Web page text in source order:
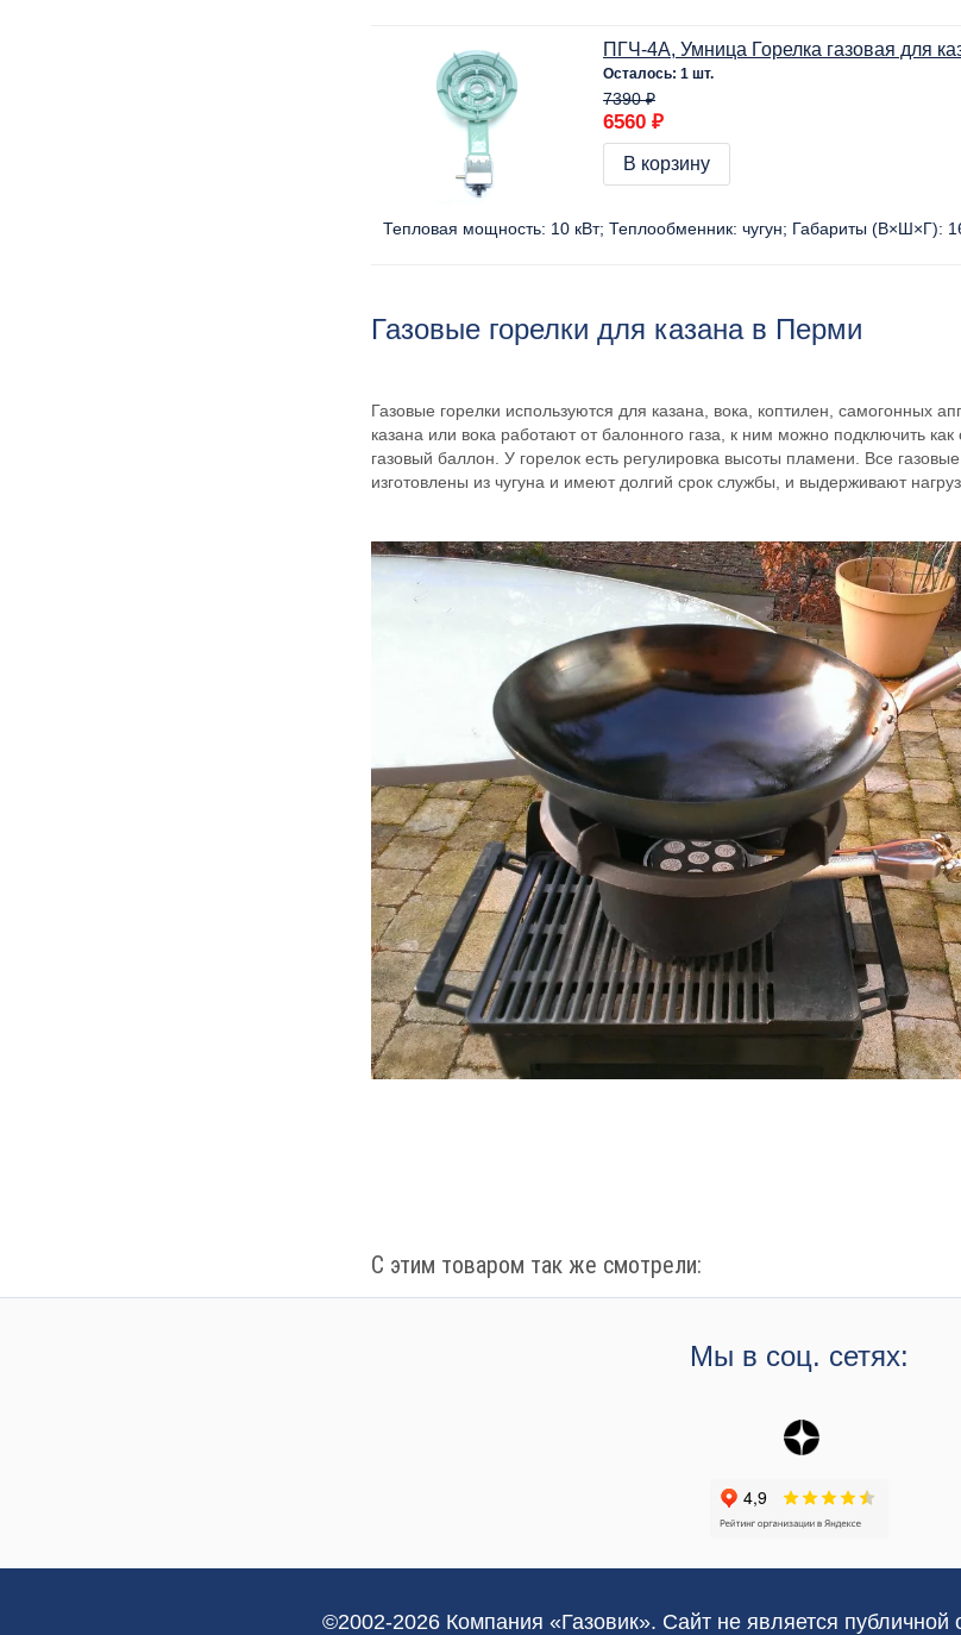
ПГЧ-4А, Умница Горелка газовая для
Осталось: 1 шт.
7390 ₽
6560 ₽
В корзину
Тепловая мощность: 10 кВт Теплообменник: чугун Габариты (В×Ш×Г):
Газовые горелки для казана в Перми
Газовые горелки используются для казана, вока, коптилен, самогонных
казана или вока работают от балонного газа, к ним можно подключить как
газовый баллон. У горелок есть регулировка высоты пламени. Все
изготовлены из чугуна и имеют долгий срок службы, и выдерживают
С этим товаром так же смотрели:
Мы в соц. сетях:
©2002-2026 Компания «Газовик». Сайт не является